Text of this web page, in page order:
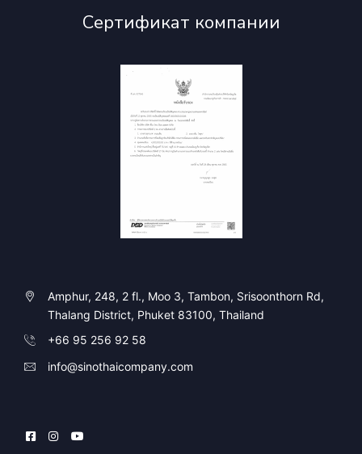
Сертификат компании
Amphur, 248, 2 fl., Moo 3, Tambon, Srisoonthorn Rd,
Thalang District, Phuket 83100, Thailand
+66 95 256 92 58
info@sinothaicompany.com